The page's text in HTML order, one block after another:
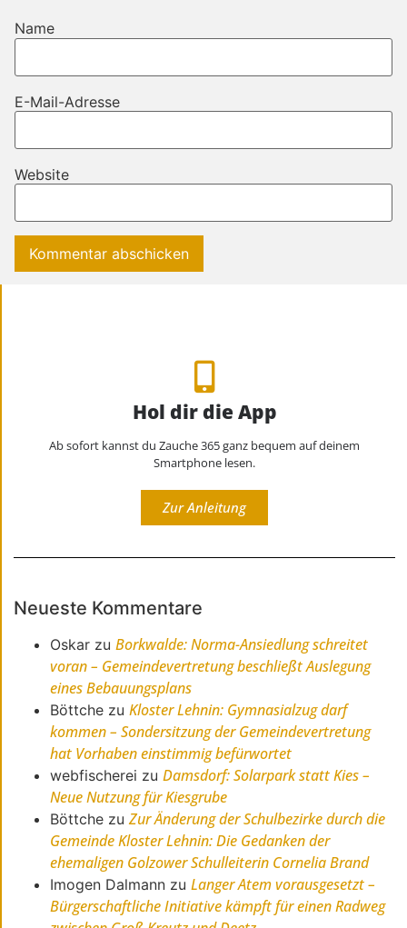
Name
E-Mail-Adresse
Website
Hol dir die App
Ab sofort kannst du Zauche 365 ganz bequem auf deinem
Smartphone lesen.
Zur Anleitung
Neueste Kommentare
Oskar zu Borkwalde: Norma-Ansiedlung schreitet
voran – Gemeindevertretung beschließt Auslegung
eines Bebauungsplans
Böttche zu Kloster Lehnin: Gymnasialzug darf
kommen – Sondersitzung der Gemeindevertretung
hat Vorhaben einstimmig befürwortet
webfischerei zu Damsdorf: Solarpark statt Kies –
Neue Nutzung für Kiesgrube
Böttche zuZur Änderung der Schulbezirke durch die
Gemeinde Kloster Lehnin: Die Gedanken der
ehemaligen Golzower Schulleiterin Cornelia Brand
Imogen Dalmann zu Langer Atem vorausgesetzt –
Bürgerschaftliche Initiative kämpft für einen Radweg